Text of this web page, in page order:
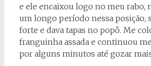
e ele encaixou logo no meu rabo,
um longo período nessa posição,
forte e dava tapas no popô. Me
franguinha assada e continuou
por alguns minutos até gozar